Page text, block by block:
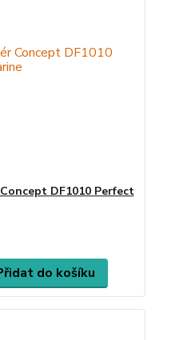
DF1010 Perfect
do košíku